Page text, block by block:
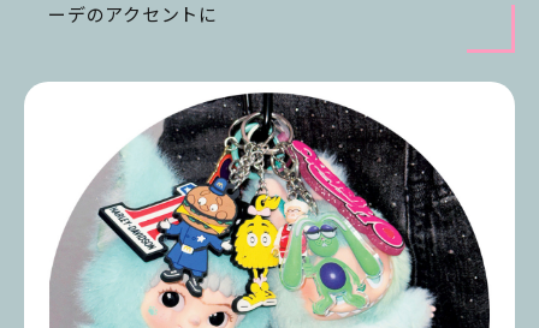
ーデのアクセントに